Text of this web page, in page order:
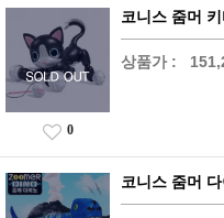
코니스 줌머
상품가 :
0
코니스 줌머